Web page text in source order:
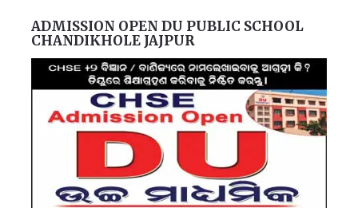
ADMISSION OPEN DU PUBLIC SCHOOL
CHANDIKHOLE JAJPUR